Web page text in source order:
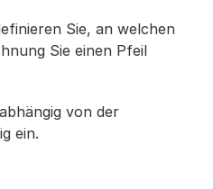
Sie, an welchen
Sie einen Pfeil
von der
ein.